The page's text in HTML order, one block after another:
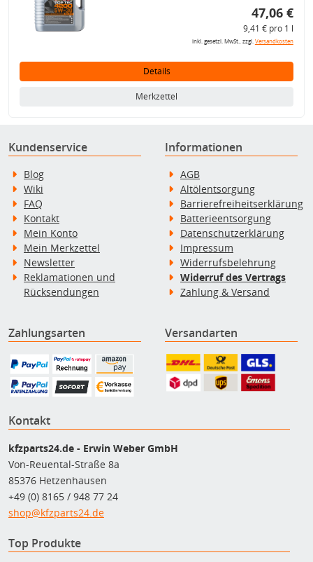
47,06 €
9,41 € pro 1 l
inkl. gesetzl. MwSt., zzgl.Versandkosten
Details
Merkzettel
Kundenservice
Blog
Wiki
FAQ
Kontakt
Mein Konto
Mein Merkzettel
Newsletter
Reklamationen und
Rücksendungen
Informationen
AGB
Altölentsorgung
Barrierefreiheitserklärung
Batterieentsorgung
Datenschutzerklärung
Impressum
Widerrufsbelehrung
Widerruf des Vertrags
Zahlung & Versand
Zahlungsarten Versandarten
Kontakt
kfzparts24.de - Erwin Weber GmbH
Von-Reuental-Straße 8a
85376 Hetzenhausen
+49 (0) 8165 / 948 77 24
shop@kfzparts24.de
Top Produkte